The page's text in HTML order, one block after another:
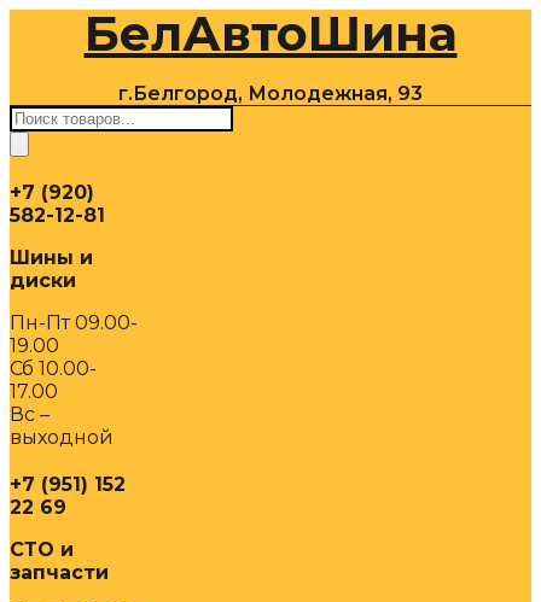
содержимомуБелАвтоШина
г.Белгород, Молодежная, 93
Поиск
товаров
+7 (920)
582-12-81
Шины и
диски
Пн-Пт 09.00-
19.00
Сб 10.00-
17.00
Вс –
выходной
+7 (951) 152
22 69
СТО и
запчасти